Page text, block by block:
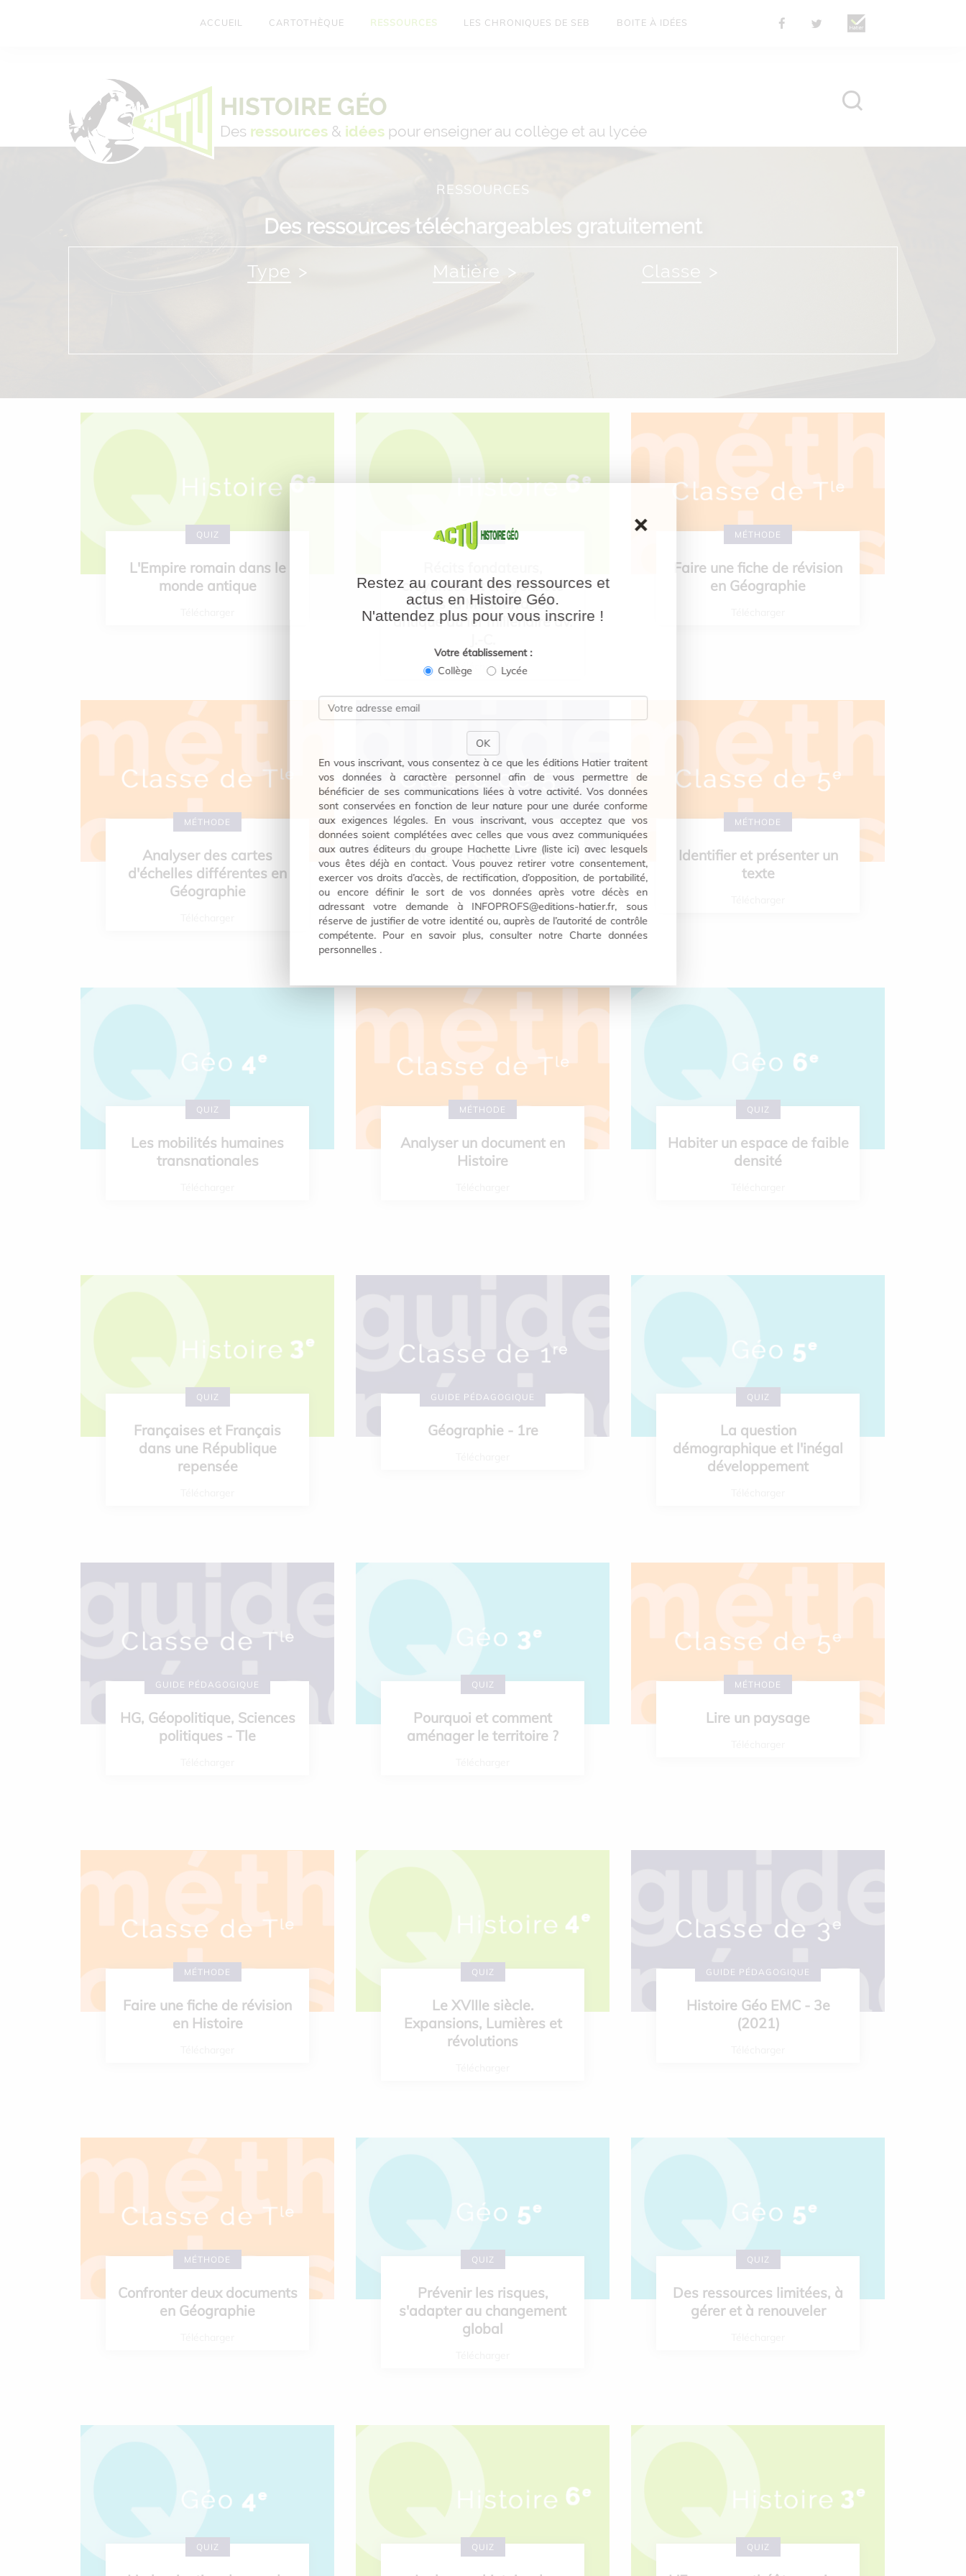
HISTOIRE GÉO
Des ressources & idées pour enseigner au collège et au lycée
ACCUEIL CARTOTHÈQUE RESSOURCES LES CHRONIQUES DE SEB BOITE À IDÉES
RESSOURCES
Des ressources téléchargeables gratuitement
Type Matière Classe
QUIZ
L'Empire romain dans le
monde antique
QUIZ
croyances et citoyenneté
dans la Méditerranée
antique au Ier millénaire av.
Télécharger
MÉTHODE
Faire une fiche de révision
en Géographie
MÉTHODE
Analyser des cartes
d'échelles différentes en
Géographie
GUIDE PÉDAGOGIQUE
Histoire Géo EMC - 5e
(2024)
Télécharger
MÉTHODE
Identifier et présenter un
texte
QUIZ
Les mobilités humaines
transnationales
MÉTHODE
Analyser un document en
Histoire
QUIZ
Habiter un espace de faible
densité
QUIZ
Françaises et Français
dans une République
repensée
GUIDE PÉDAGOGIQUE
Géographie - 1re
QUIZ
La question
démographique et l'inégal
développement
GUIDE PÉDAGOGIQUE
HG, Géopolitique, Sciences
politiques - Tle
QUIZ
Pourquoi et comment
aménager le territoire ?
MÉTHODE
Lire un paysage
MÉTHODE
Faire une fiche de révision
en Histoire
QUIZ
Le XVIIIe siècle.
Expansions, Lumières et
révolutions
GUIDE PÉDAGOGIQUE
Histoire Géo EMC - 3e
(2021)
MÉTHODE
Confronter deux documents
en Géographie
QUIZ
Prévenir les risques,
s'adapter au changement
global
QUIZ
Des ressources limitées, à
gérer et à renouveler
QUIZ QUIZ QUIZ
❌
Restez au courant des ressources et
actus en Histoire Géo.
N'attendez plus pour vous inscrire !
Votre établissement :
Collège
Lycée
OK
En vous inscrivant, vous consentez à ce que les éditions Hatier traitent
vos données à caractère personnel afin de vous permettre de
bénéficier de ses communications liées à votre activité. Vos données
sont conservées en fonction de leur nature pour une durée conforme
aux exigences légales. En vous inscrivant, vous acceptez que vos
données soient complétées avec celles que vous avez communiquées
aux autres éditeurs du groupe Hachette Livre (liste ici) avec lesquels
vous êtes déjà en contact. Vous pouvez retirer votre consentement,
exercer vos droits d’accès, de rectification, d’opposition, de portabilité,
ou encore définir le sort de vos données après votre décès en
adressant votre demande à INFOPROFS@editions-hatier.fr, sous
réserve de justifier de votre identité ou, auprès de l’autorité de contrôle
compétente. Pour en savoir plus, consulter notre Charte données
personnelles .